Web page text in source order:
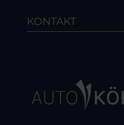
KONTAKT